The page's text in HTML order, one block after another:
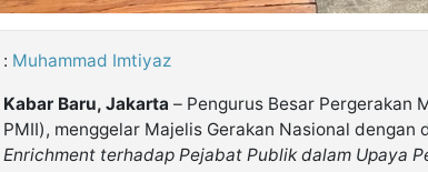
: Muhammad Imtiyaz
Kabar Baru, Jakarta – Pengurus Besar Pergerakan
PMII), menggelar Majelis Gerakan Nasional dengan
Enrichment terhadap Pejabat Publik dalam Upaya